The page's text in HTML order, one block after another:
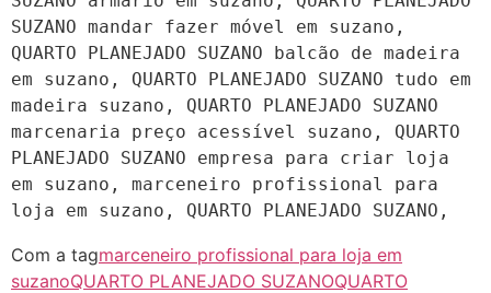
SUZANO mandar fazer móvel em suzano,
QUARTO PLANEJADO SUZANO balcão de madeira
em suzano, QUARTO PLANEJADO SUZANO tudo em
madeira suzano, QUARTO PLANEJADO SUZANO
marcenaria preço acessível suzano, QUARTO
PLANEJADO SUZANO empresa para criar loja
em suzano, marceneiro profissional para
loja em suzano, QUARTO PLANEJADO SUZANO,
Com a tagmarceneiro profissional para loja em
suzanoQUARTO PLANEJADO SUZANOQUARTO